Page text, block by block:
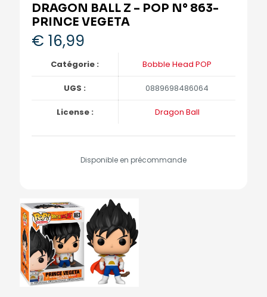
DRAGON BALL Z – POP N° 863-
PRINCE VEGETA
€ 16,99
Catégorie : Bobble Head POP
UGS : 0889698486064
License : Dragon Ball
Disponible en précommande